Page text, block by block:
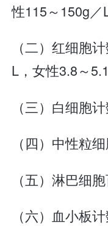
性115～150g／
（二）红细胞
L，女性3.8～
（三）白细胞
（四）中性粒
（五）淋巴细
（六）血小板